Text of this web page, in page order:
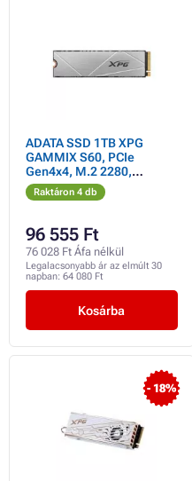
ADATA SSD 1TB XPG
GAMMIX S60, PCIe
Gen4x4, M.2 2280,
(R:5000/ W:3200MB/s)
Raktáron 4 db
96 555 Ft
76 028 Ft Áfa nélkül
Legalacsonyabb ár az elmúlt 30
napban: 64 080 Ft
Kosárba
- 18%